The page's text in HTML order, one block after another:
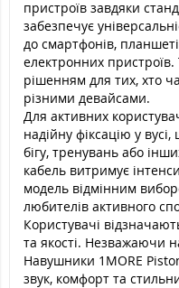
пристроїв завдяки
забезпечує
до смартфонів,
електронних
рішенням для тих, хто
різними девайсами.
Для активних
надійну фіксацію у
бігу, тренувань або
кабель витримує
модель відмінним
любителів активного
Користувачі
та якості. Незважаючи
Навушники 1MORE
звук, комфорт та